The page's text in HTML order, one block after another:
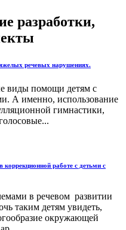
разработки,
речевых нарушениях.
виды помощи детям с
А именно, использование
гимнастики,
работе с детьми с
в речевом развитии
таким детям увидеть,
окружающей